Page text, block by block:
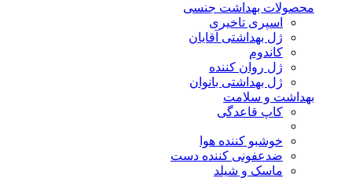
محصولات بهداشت جنسی
اسپری تاخیری
ژل بهداشتی آقایان
کاندوم
ژل روان کننده
ژل بهداشتی بانوان
بهداشت و سلامت
کاپ قاعدگی
خوشبو کننده هوا
ضدعفونی کننده دست
ماسک و شیلد